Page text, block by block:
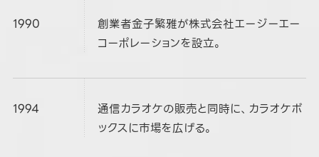
1990
創業者金子繁雅が株式会社エージーエー
コーポレーションを設立。
1994
通信カラオケの販売と同時に、カラオケボ
ックスに市場を広げる。